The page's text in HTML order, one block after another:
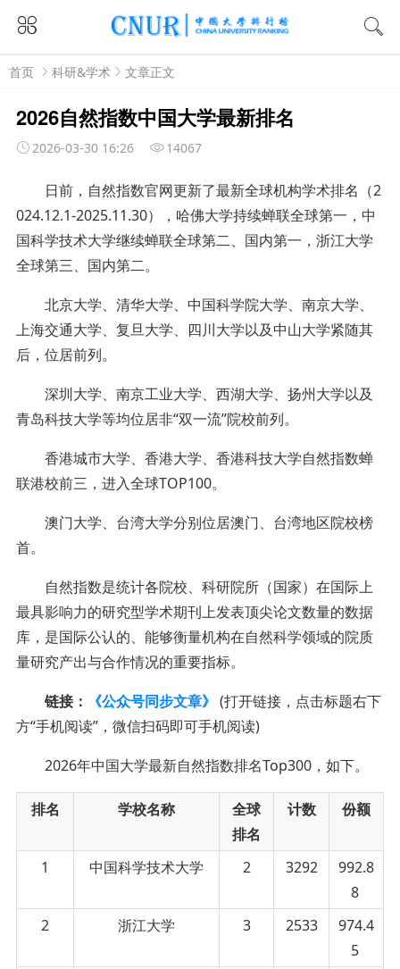
首页 科研&学术 文章正文
2026自然指数中国大学最新排名
2026-03-30 16:26 14067
日前，自然指数官网更新了最新全球机构学术排名（2
024.12.1-2025.11.30），哈佛大学持续蝉联全球第一，中
国科学技术大学继续蝉联全球第二、国内第一，浙江大学
全球第三、国内第二。
北京大学、清华大学、中国科学院大学、南京大学、
上海交通大学、复旦大学、四川大学以及中山大学紧随其
后，位居前列。
深圳大学、南京工业大学、西湖大学、扬州大学以及
青岛科技大学等均位居非“双一流”院校前列。
香港城市大学、香港大学、香港科技大学自然指数蝉
联港校前三，进入全球TOP100。
澳门大学、台湾大学分别位居澳门、台湾地区院校榜
首。
自然指数是统计各院校、科研院所（国家）在国际上
最具影响力的研究型学术期刊上发表顶尖论文数量的数据
库，是国际公认的、能够衡量机构在自然科学领域的院质
量研究产出与合作情况的重要指标。
链接：
《公众号同步文章》 (打开链接，点击标题右下
方“手机阅读”，微信扫码即可手机阅读)
2026年中国大学最新自然指数排名Top300，如下。
排名 学校名称
全球
排名
计数 份额
1 中国科学技术大学 2 3292
992.8
8
2
浙江大学 3 2533
974.4
5